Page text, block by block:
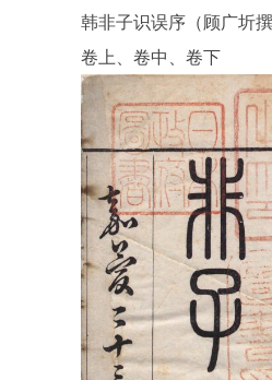
韩非子识误序（顾广圻撰
卷上、卷中、卷下